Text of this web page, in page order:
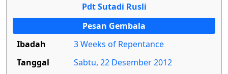
Pdt Sutadi Rusli
Pesan Gembala
Ibadah
3 Weeks of Repentance
Tanggal
Sabtu, 22 Desember 2012